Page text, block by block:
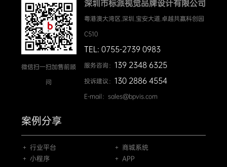
微信扫一扫加售前顾
问
深圳市标派视觉品牌设计有限公司
粤港澳大湾区.深圳.宝安大道.卓越共赢科创园
C510
TEL: 0755-2739 0983
服务咨询： 139 2348 6325
投诉建议： 130 2886 4554
E-mail：sales@bpvis.com
案例分享
＋ 行业平台
＋ 商城系统
＋ 小程序
＋ APP